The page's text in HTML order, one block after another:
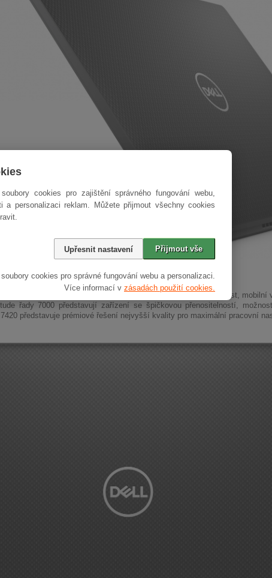
cookies pro zajištění správného fungování webu,
a personalizaci reklam. Můžete přijmout všechny cookies
Přijmout vše
Upřesnit nastavení
cookies pro správné fungování webu a personalizaci.
Více informací v zásadách použití cookies.
jsou systémy, které byly navrženy pro jedinečnou spolehlivost, mobilní
řady 7000 představují zařízení se špičkovou přenositelností,
představuje prémiové řešení nejvyšší kvality pro maximální pracovní